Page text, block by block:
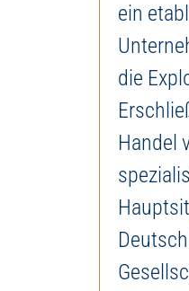
ein
die
Handel